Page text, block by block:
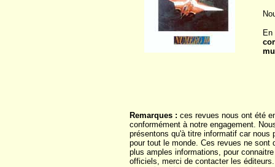
Remarques : ces revues nous ont été
conformément à notre engagement.
présentons qu'à titre informatif car nous
pour tout le monde. Ces revues ne
plus amples informations, pour
officiels, merci de contacter les